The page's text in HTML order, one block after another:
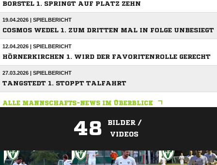
BORSTEL 1. SPRINGT AUF PLATZ ZEHN
19.04.2026 | SPIELBERICHT
COSMOS WEDEL 1. ZUM DRITTEN MAL IN FOLGE UNBESIEGT
12.04.2026 | SPIELBERICHT
HÖRNERKIRCHEN 1. WIRD DER FAVORITENROLLE GERECHT
27.03.2026 | SPIELBERICHT
TANGSTEDT 1. STOPPT TALFAHRT
ALLE MANNSCHAFTS-NEWS IM ÜBERBLICK
48
BILDER /
VIDEOS